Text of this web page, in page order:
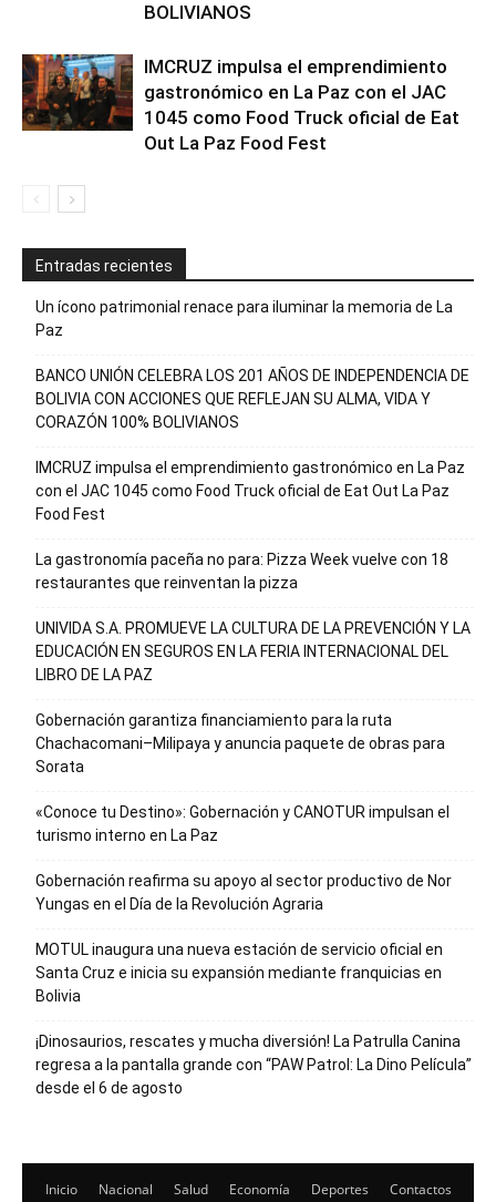
BOLIVIANOS
IMCRUZ impulsa el emprendimiento
gastronómico en La Paz con el JAC
1045 como Food Truck oficial de Eat
Out La Paz Food Fest
Entradas recientes
Un ícono patrimonial renace para iluminar la memoria de La
Paz
BANCO UNIÓN CELEBRA LOS 201 AÑOS DE INDEPENDENCIA DE
BOLIVIA CON ACCIONES QUE REFLEJAN SU ALMA, VIDA Y
CORAZÓN 100% BOLIVIANOS
IMCRUZ impulsa el emprendimiento gastronómico en La Paz
con el JAC 1045 como Food Truck oficial de Eat Out La Paz
Food Fest
La gastronomía paceña no para: Pizza Week vuelve con 18
restaurantes que reinventan la pizza
UNIVIDA S.A. PROMUEVE LA CULTURA DE LA PREVENCIÓN Y LA
EDUCACIÓN EN SEGUROS EN LA FERIA INTERNACIONAL DEL
LIBRO DE LA PAZ
Gobernación garantiza financiamiento para la ruta
Chachacomani–Milipaya y anuncia paquete de obras para
Sorata
«Conoce tu Destino»: Gobernación y CANOTUR impulsan el
turismo interno en La Paz
Gobernación reafirma su apoyo al sector productivo de Nor
Yungas en el Día de la Revolución Agraria
MOTUL inaugura una nueva estación de servicio oficial en
Santa Cruz e inicia su expansión mediante franquicias en
Bolivia
¡Dinosaurios, rescates y mucha diversión! La Patrulla Canina
regresa a la pantalla grande con “PAW Patrol: La Dino Película”
desde el 6 de agosto
Inicio Nacional Salud Economía Deportes Contactos